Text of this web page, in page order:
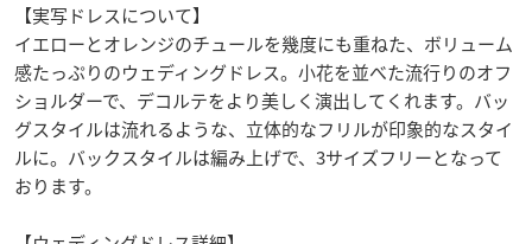
【実写ドレスについて】
イエローとオレンジのチュールを幾度にも重ねた、ボリューム
感たっぷりのウェディングドレス。小花を並べた流行りのオフ
ショルダーで、デコルテをより美しく演出してくれます。バッ
グスタイルは流れるような、立体的なフリルが印象的なスタイ
ルに。バックスタイルは編み上げで、3サイズフリーとなって
おります。